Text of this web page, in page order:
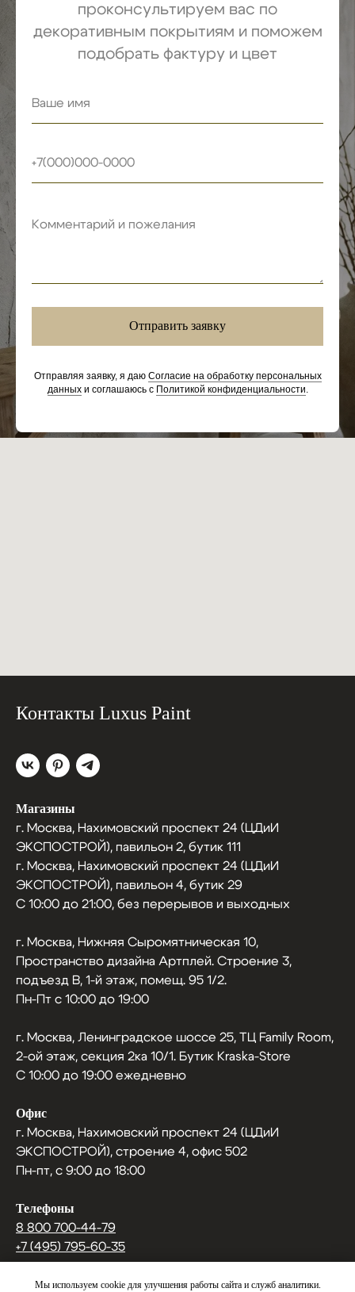
проконсультируем вас по
декоративным покрытиям и поможем
подобрать фактуру и цвет
Отправить заявку
Отправляя заявку, я даю Согласие на обработку персональных
данныхи соглашаюсь с Политикой конфиденциальности.
Контакты Luxus Paint
Магазины
г. Москва, Нахимовский проспект 24 (ЦДиИ
ЭКСПОСТРОЙ), павильон 2, бутик 111
г. Москва, Нахимовский проспект 24 (ЦДиИ
ЭКСПОСТРОЙ), павильон 4, бутик 29
С 10:00 до 21:00, без перерывов и выходных
г. Москва, Нижняя Сыромятническая 10,
Пространство дизайна Артплей. Строение 3,
подъезд В, 1-й этаж, помещ. 95 1/2.
Пн-Пт с 10:00 до 19:00
г. Москва, Ленинградское шоссе 25, ТЦ Family Room,
2-ой этаж, секция 2ка 10/1. Бутик Kraska-Store
С 10:00 до 19:00 ежедневно
Офис
г. Москва, Нахимовский проспект 24 (ЦДиИ
ЭКСПОСТРОЙ), строение 4, офис 502
Пн-пт, с 9:00 до 18:00
Телефоны
8 800 700-44-79
+7 (495) 795-60-35
info@kraska-store.ru
Мы используем cookie для улучшения работы сайта и служб аналитики.